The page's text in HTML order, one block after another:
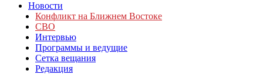
Новости
Конфликт на Ближнем Востоке
СВО
Интервью
Программы и ведущие
Сетка вещания
Редакция